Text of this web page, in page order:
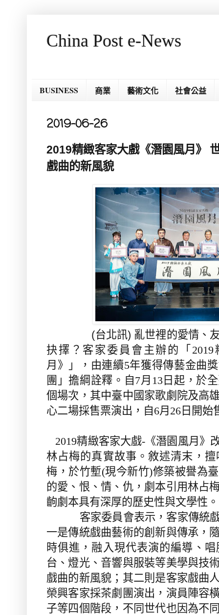
China Post e-News
BUSINESS 商業 藝術文化 社會公益
2019-06-26
2019精緻客家大戲《潛園風月》
戲曲的新風貌
(台北訊) 亂世裡的愛情、友
抉擇？客家委員會主辦的「 2019
月》」，由連續5年獲得傳藝金曲
團 」擔綱詮釋 。 自7月 13 日起，於
個場次，其中臺中國家歌劇院及高
心二場採售票演出，自6月 26 日開始
2019精緻客家大戲- 《潛園風月》
林占梅的真實故事。敘述清末，
梅，於竹塹(現今新竹)修築被譽為
的愛、恨、情、仇，劇本引用林占
齣劇本具有深厚的歷史性與文學性。
客家委員會表示，客家傳統
一是傳統戲曲藝術的創新與傳承，
時俱進，融入現代表演的編導、
台、燈光、音響與服裝等美學與技
戲曲的新風貌；其二則是客家戲曲
榮興客家採茶劇團演出，演員陣容
子等四個階段，不同世代也因為不